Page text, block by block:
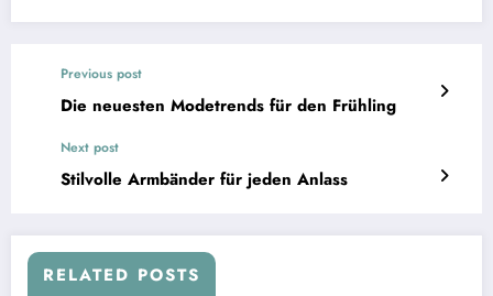
Previous post
Die neuesten Modetrends für den Frühling
Next post
Stilvolle Armbänder für jeden Anlass
RELATED POSTS